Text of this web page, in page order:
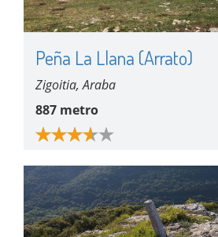
Peña La Llana (Arrato)
Zigoitia, Araba
887 metro